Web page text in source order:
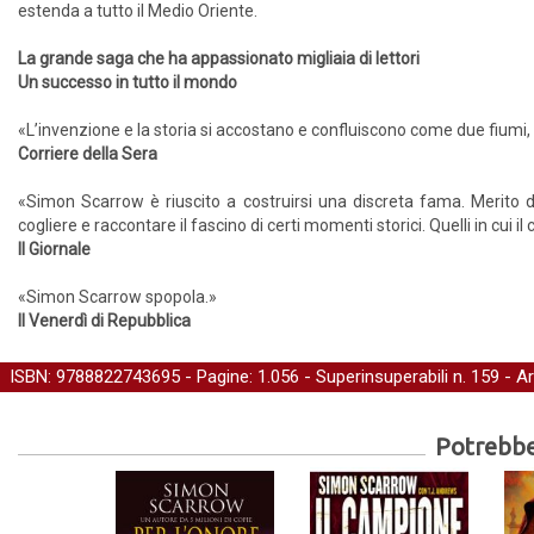
estenda a tutto il Medio Oriente.
La grande saga che ha appassionato migliaia di lettori
Un successo in tutto il mondo
«L’invenzione e la storia si accostano e confluiscono come due
Corriere della Sera
«Simon Scarrow è riuscito a costruirsi una discreta fama.
cogliere e raccontare il fascino di certi momenti storici. Quelli in cui
Il Giornale
«Simon Scarrow spopola.»
Il Venerdì di Repubblica
ISBN: 9788822743695 - Pagine: 1.056 - Superinsuperabili n. 159 -